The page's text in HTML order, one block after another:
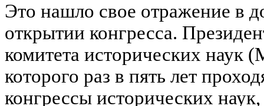
Это нашло свое отражение в
открытии конгресса.
комитета исторических
которого раз в пять лет
конгрессы исторических